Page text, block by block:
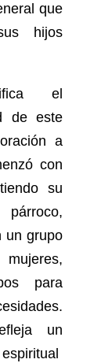
que
hijos
el
de este
a
con
su
un grupo
para
un